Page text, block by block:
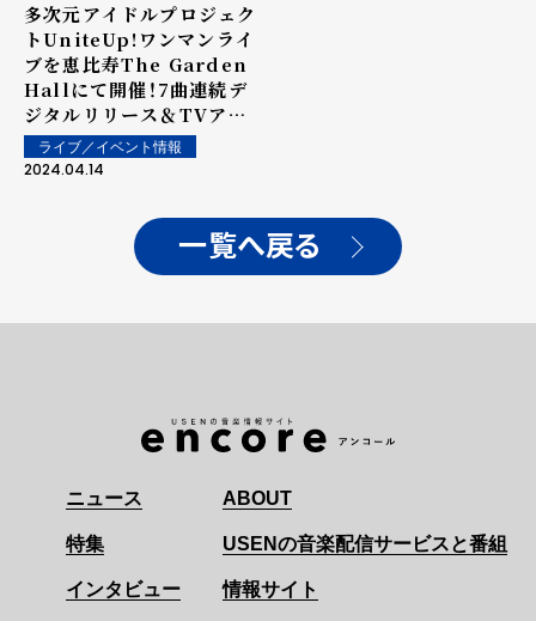
多次元アイドルプロジェク
トUniteUp!ワンマンライ
ブを恵比寿The Garden
Hallにて開催！7曲連続デ
ジタルリリース＆TVアニ
メ第2期2025年1月放送開
始を発表！
ライブ／イベント情報
2024.04.14
一覧へ戻る
ニュース
特集
インタビュー
ABOUT
USENの音楽配信サービスと番組
情報サイト